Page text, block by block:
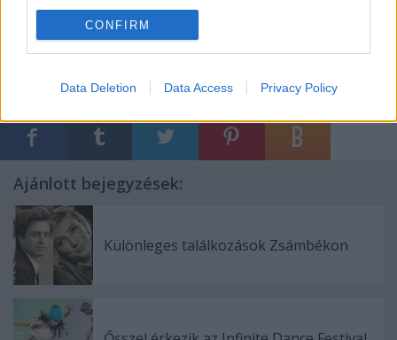
CONFIRM
Data Deletion Data Access Privacy Policy
Magyar Dráma Napja
Ajánlott bejegyzések:
Különleges találkozások Zsámbékon